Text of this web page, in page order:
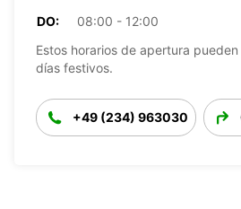
DO:
08:00 - 12:00
Estos horarios de apertura
días festivos.
+49 (234) 963030